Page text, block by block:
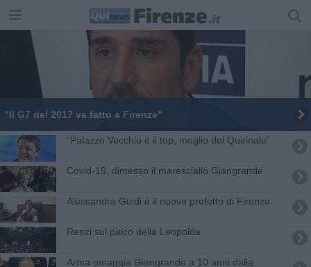
"Il G7 del 2017 va fatto a Firenze"
"Palazzo Vecchio è il top, meglio del Quirinale"
Covid-19, dimesso il maresciallo Giangrande
Alessandra Guidi è il nuovo prefetto di Firenze
Renzi sul palco della Leopolda
Arma omaggia Giangrande a 10 anni dalla